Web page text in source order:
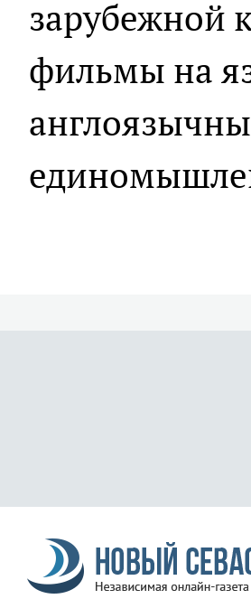
зарубежной
фильмы на